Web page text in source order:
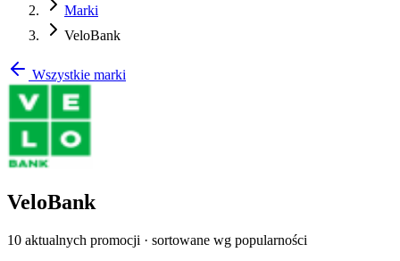
Marki
VeloBank
Wszystkie marki
VeloBank
10 aktualnych promocji · sortowane wg popularności